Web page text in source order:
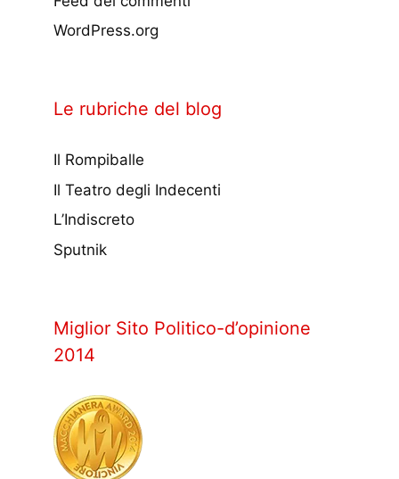
WordPress.org
Le rubriche del blog
Il Rompiballe
Il Teatro degli Indecenti
L’Indiscreto
Sputnik
Miglior Sito Politico-d’opinione
2014